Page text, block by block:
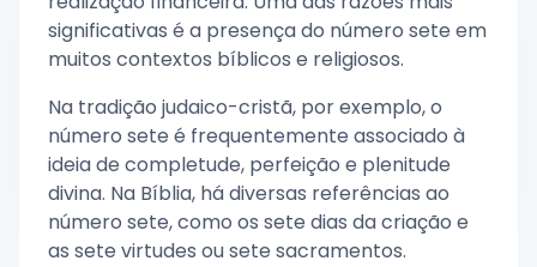
significativas é a presença do número sete em
muitos contextos bíblicos e religiosos.
Na tradição judaico-cristã, por exemplo, o
número sete é frequentemente associado à
ideia de completude, perfeição e plenitude
divina. Na Bíblia, há diversas referências ao
número sete, como os sete dias da criação e
as sete virtudes ou sete sacramentos.